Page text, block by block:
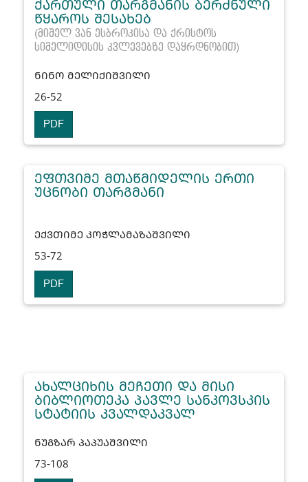
ᲥᲐᲠᲗᲣᲚᲘ ᲗᲐᲠᲒᲛᲐᲜᲘᲡ ᲑᲔᲠᲫᲜᲣᲚᲘ
ᲬᲧᲐᲠᲝᲡ ᲨᲔᲡᲐᲮᲔᲑ
(მიშელ ვან ესბროკისა და ქრისტოს
სიმელიდისის კვლევებზე დაყრდნობით)
ᲜᲘᲜᲝ ᲛᲔᲚᲘᲥᲘᲨᲕᲘᲚᲘ
26-52
PDF
ᲔᲤᲗᲕᲘᲛᲔ ᲛᲗᲐᲬᲛᲘᲓᲔᲚᲘᲡ ᲔᲠᲗᲘ
ᲣᲪᲜᲝᲑᲘ ᲗᲐᲠᲒᲛᲐᲜᲘ
ᲔᲥᲕᲗᲘᲛᲔ ᲙᲝᲭᲚᲐᲛᲐᲖᲐᲨᲕᲘᲚᲘ
53-72
PDF
ᲐᲮᲐᲚᲪᲘᲮᲘᲡ ᲛᲔᲩᲔᲗᲘ ᲓᲐ ᲛᲘᲡᲘ
ᲑᲘᲑᲚᲘᲝᲗᲔᲙᲐ ᲞᲐᲕᲚᲔ ᲡᲐᲜᲙᲝᲕᲡᲙᲘᲡ
ᲡᲢᲐᲢᲘᲘᲡ ᲙᲕᲐᲚᲓᲐᲙᲕᲐᲚ
ᲜᲣᲒᲖᲐᲠ ᲞᲐᲞᲣᲐᲨᲕᲘᲚᲘ
73-108